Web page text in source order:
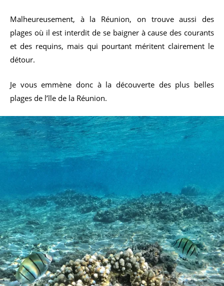
Malheureusement, à la Réunion, on trouve aussi des
plages où il est interdit de se baigner à cause des courants
et des requins, mais qui pourtant méritent clairement le
détour.
Je vous emmène donc à la découverte des plus belles
plages de l’île de la Réunion.